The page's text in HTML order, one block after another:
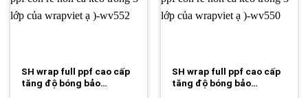
SH wrap full ppf cao cấp
tăng độ bóng bảo…
SH wrap full ppf cao cấp
tăng độ bóng bảo…